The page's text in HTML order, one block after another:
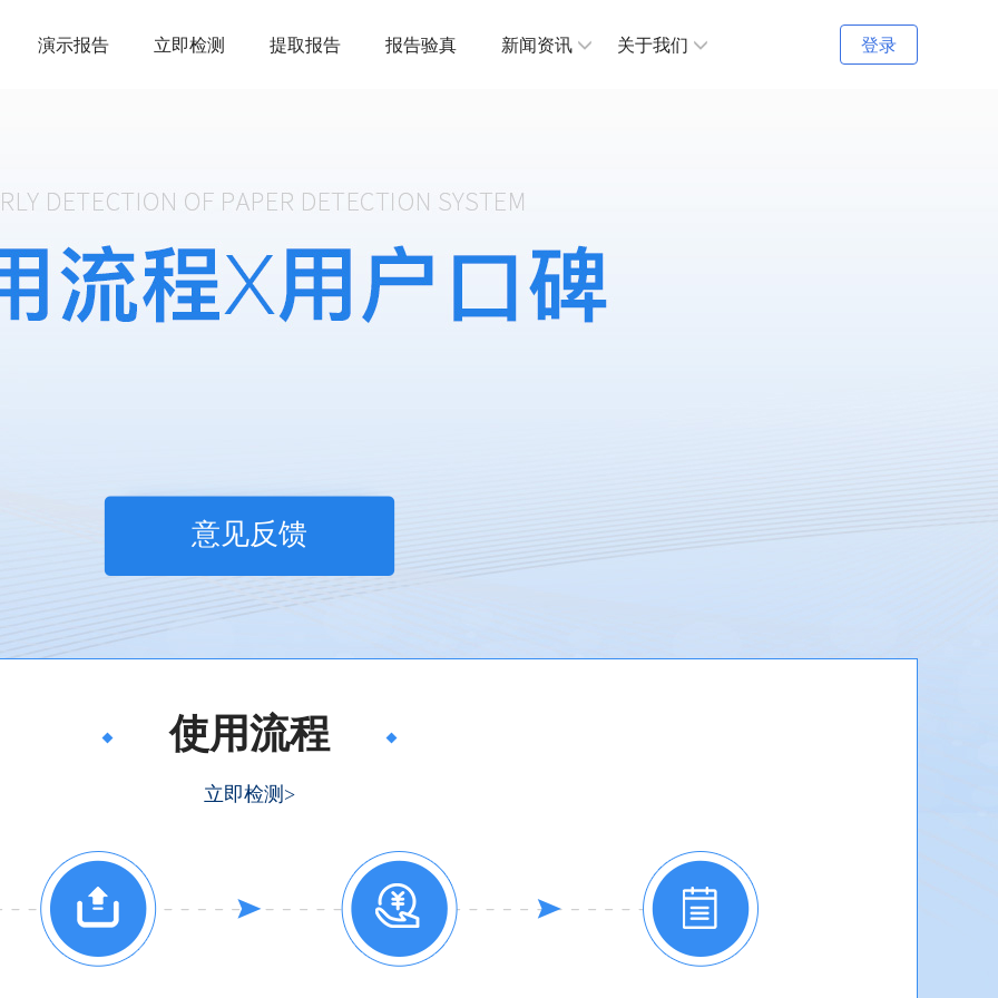
演示报告 立即检测 提取报告 报告验真 新闻资讯 关于我们 登录
意见反馈
使用流程
立即检测>